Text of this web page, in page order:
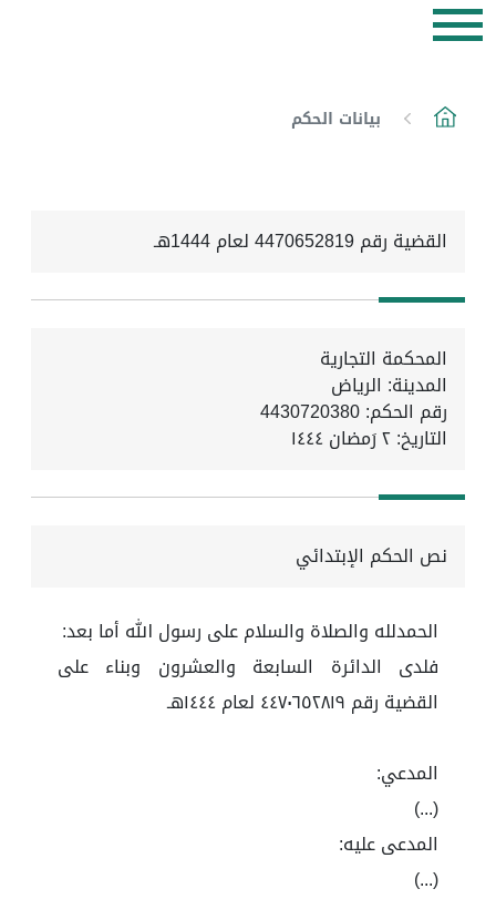
بيانات الحكم
القضية رقم 4470652819 لعام 1444هـ
المحكمة التجارية
المدينة: الرياض
رقم الحكم: 4430720380
التاريخ:٢ رَمضان ١٤٤٤
نص الحكم الإبتدائي
الحمدلله والصلاة والسلام على رسول الله أما بعد:
فلدى الدائرة السابعة والعشرون وبناء على
القضية رقم ٤٤٧٠٦٥٢٨١٩ لعام ١٤٤٤هـ
المدعي:
(...)
المدعى عليه:
(...)